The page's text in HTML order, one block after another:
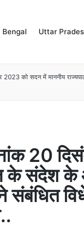
Bengal Uttar
2023 को सदन में माननीय
20
के संदेश
संबंधित